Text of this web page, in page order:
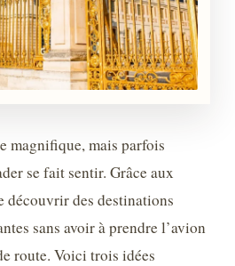
magnifique, mais parfois
se fait sentir. Grâce aux
découvrir des destinations
sans avoir à prendre l’avion
route. Voici trois idées